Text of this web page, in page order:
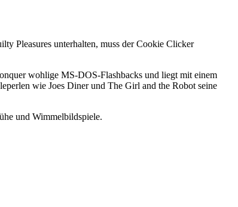
Pleasures unterhalten, muss der Cookie Clicker
wohlige MS-DOS-Flashbacks und liegt mit einem
wie Joes Diner und The Girl and the Robot seine
und Wimmelbildspiele.